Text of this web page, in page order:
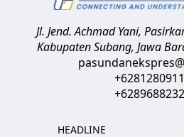
Jl. Jend. Achmad Yani,
Kabupaten Subang, Jawa
HEADLINE